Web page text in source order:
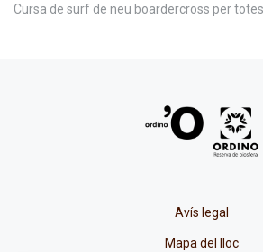
Cursa de surf de neu boardercross per
Avís legal
Mapa del lloc